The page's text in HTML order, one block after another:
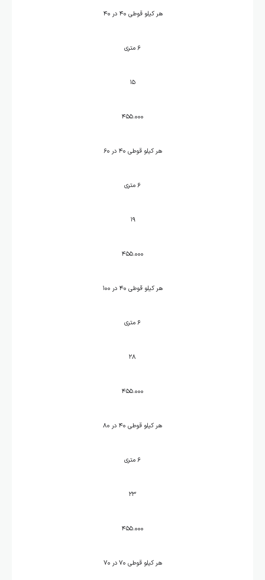
هر کیلو قوطی ۴۰ در ۴۰
۶ متری
۱۵
۴۵۵.۰۰۰
هر کیلو قوطی ۴۰ در ۶۰
۶ متری
۱۹
۴۵۵.۰۰۰
هر کیلو قوطی ۴۰ در ۱۰۰
۶ متری
۲۸
۴۵۵.۰۰۰
هر کیلو قوطی ۴۰ در ۸۰
۶ متری
۲۳
۴۵۵.۰۰۰
هر کیلو قوطی ۷۰ در ۷۰